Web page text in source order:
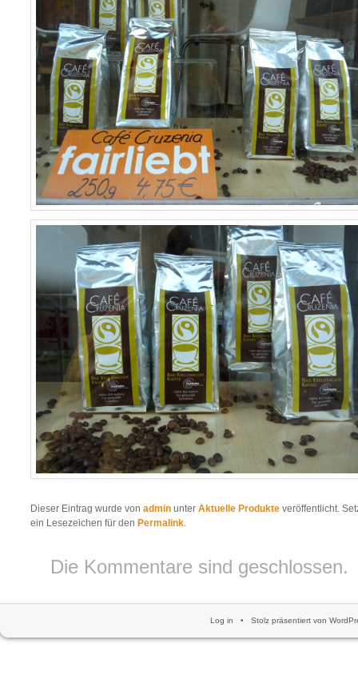
Dieser Eintrag wurde von admin unter Aktuelle Produkte veröffentlicht.
ein Lesezeichen für den Permalink
Die Kommentare sind geschlossen.
Log in • Stolz präsentiert von